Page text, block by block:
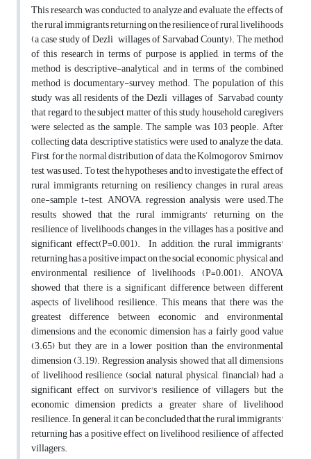
This research was conducted to analyze and evaluate the effects of
the rural immigrants returning on the resilience of rural livelihoods
(a case study of Dezli willages of Sarvabad County). The method
of this research in terms of purpose is applied, in terms of the
method is descriptive-analytical and in terms of the combined
method is documentary-survey method. The population of this
study was all residents of the Dezli villages of Sarvabad county
that regard to the subject matter of this study, household caregivers
were selected as the sample. The sample was 103 people. After
collecting data, descriptive statistics were used to analyze the data.
First, for the normal distribution of data, the Kolmogorov Smirnov
test was used. To test the hypotheses and to investigate the effect of
rural immigrants returning on resiliency changes in rural areas,
one-sample t-test, ANOVA, regression analysis were used.The
results showed that the rural immigrants' returning on the
resilience of livelihoods changes in the villages has a positive and
significant effect(P=0.001). In addition, the rural immigrants'
returning has a positive impact on the social, economic, physical and
environmental resilience of livelihoods (P=0.001). ANOVA
showed that there is a significant difference between different
aspects of livelihood resilience. This means that there was the
greatest difference between economic and environmental
dimensions and the economic dimension has a fairly good value
(3.65) but they are in a lower position than the environmental
dimension (3.19). Regression analysis showed that all dimensions
of livelihood resilience (social, natural, physical, financial) had a
significant effect on survivor's resilience of villagers but the
economic dimension predicts a greater share of livelihood
resilience. In general, it can be concluded that the rural immigrants'
returning has a positive effect on livelihood resilience of affected
villagers.